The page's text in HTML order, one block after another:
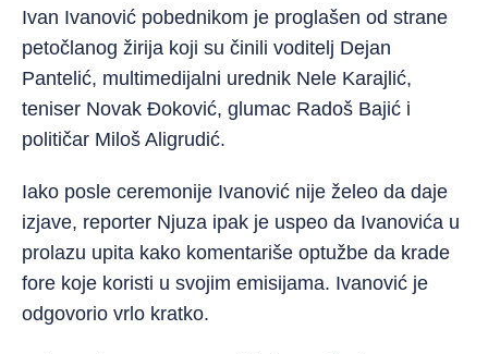
Ivan Ivanović pobednikom je proglašen od strane
petočlanog žirija koji su činili voditelj Dejan
Pantelić, multimedijalni urednik Nele Karajlić,
teniser Novak Đoković, glumac Radoš Bajić i
političar Miloš Aligrudić.
Iako posle ceremonije Ivanović nije želeo da daje
izjave, reporter Njuza ipak je uspeo da Ivanovića u
prolazu upita kako komentariše optužbe da krade
fore koje koristi u svojim emisijama. Ivanović je
odgovorio vrlo kratko.